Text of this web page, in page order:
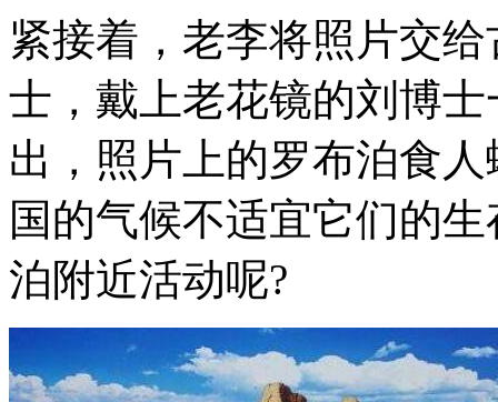
紧接着，老李将照片交
士，戴上老花镜的刘博
出，照片上的罗布泊食
国的气候不适宜它们的
泊附近活动呢?